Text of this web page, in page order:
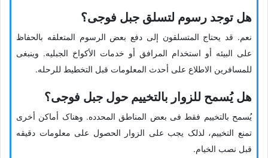
هل توجد رسوم لتسلق جبل فوجی؟
نعم. قد یحتاج المتسلقون إلى دفع بعض الرسوم المتعلقه بالحفاظ
على البیئه أو استخدام المرافق أو خدمات الأکواخ الجبلیه. وینبغی
للمسافرین الاطلاع على أحدث المعلومات قبل التخطیط للرحله.
هل یُسمح للزوار بالتخییم حول جبل فوجی؟
یُسمح بالتخییم فقط فی بعض المناطق المحدده. وهناک أماکن أخرى
تمنع التخییم، لذلک یجب على الزوار الحصول على معلومات دقیقه
قبل نصب الخیام.